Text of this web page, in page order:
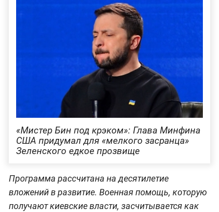
«Мистер Бин под крэком»: Глава Минфина
США придумал для «мелкого засранца»
Зеленского едкое прозвище
Программа рассчитана на десятилетие
вложений в развитие. Военная помощь, которую
получают киевские власти, засчитывается как